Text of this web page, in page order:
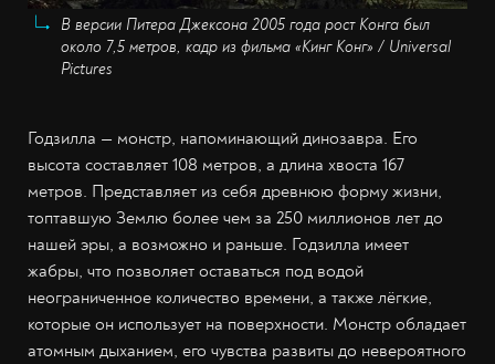
В версии Питера Джексона 2005 года рост Конга был
около 7,5 метров, кадр из фильма «Кинг Конг» / Universal
Pictures
Годзилла — монстр, напоминающий динозавра. Его
высота составляет 108 метров, а длина хвоста 167
метров. Представляет из себя древнюю форму жизни,
топтавшую Землю более чем за 250 миллионов лет до
нашей эры, а возможно и раньше. Годзилла имеет
жабры, что позволяет оставаться под водой
неограниченное количество времени, а также лёгкие,
которые он использует на поверхности. Монстр обладает
атомным дыханием, его чувства развиты до невероятного